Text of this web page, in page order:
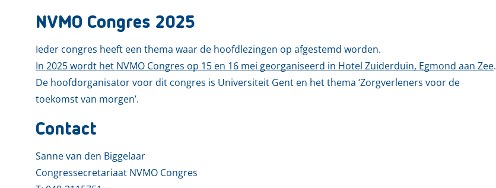
NVMO Congres 2025
Ieder congres heeft een thema waar de hoofdlezingen op afgestemd worden.
In 2025 wordt het NVMO Congres op 15 en 16 mei georganiseerd in Hotel Zuiderduin, Egmond aan Zee.
De hoofdorganisator voor dit congres is Universiteit Gent en het thema ‘Zorgverleners voor de
toekomst van morgen’.
Contact
Sanne van den Biggelaar
Congressecretariaat NVMO Congres